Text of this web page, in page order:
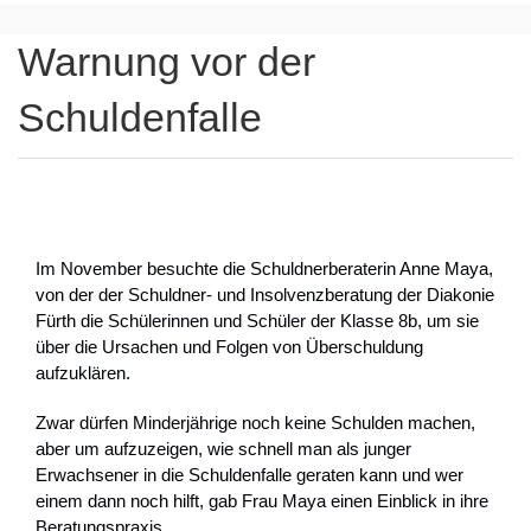
Warnung vor der
Schuldenfalle
Im November besuchte die Schuldnerberaterin Anne Maya,
von der der Schuldner- und Insolvenzberatung der Diakonie
Fürth die Schülerinnen und Schüler der Klasse 8b, um sie
über die Ursachen und Folgen von Überschuldung
aufzuklären.
Zwar dürfen Minderjährige noch keine Schulden machen,
aber um aufzuzeigen, wie schnell man als junger
Erwachsener in die Schuldenfalle geraten kann und wer
einem dann noch hilft, gab Frau Maya einen Einblick in ihre
Beratungspraxis.